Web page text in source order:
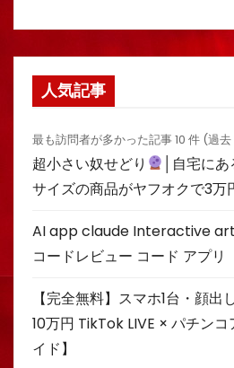
人気記事
最も訪問者が多かった記事 10 件 (過
超小さい奴せどり
│自宅に
サイズの商品がヤフオクで3万
AI app claude Interactive
コードレビュー コード アプリ
【完全無料】スマホ1台・顔
10万円 TikTok LIVE × パチン
イド】